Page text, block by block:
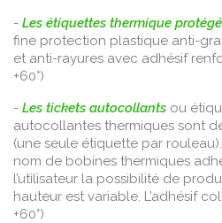
- Les étiquettes thermique
fine protection plastique anti-
et anti-rayures avec adhésif
+60°)
- Les tickets autocollants ou
autocollantes thermiques sont
(une seule étiquette par
nom de bobines thermiques
l’utilisateur la possibilité de
hauteur est variable. L’adhésif
+60°)